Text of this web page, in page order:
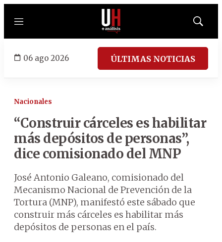
Menú
Mostrar
06 ago 2026 ÚLTIMAS NOTICIAS
Nacionales
“Construir cárceles es habilitar
más depósitos de personas”,
dice comisionado del MNP
José Antonio Galeano, comisionado del
Mecanismo Nacional de Prevención de la
Tortura (MNP), manifestó este sábado que
construir más cárceles es habilitar más
depósitos de personas en el país.